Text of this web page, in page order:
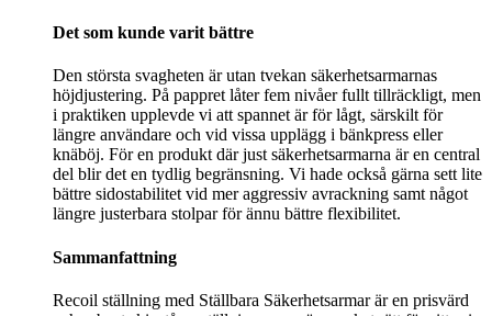
Det som kunde varit bättre
Den största svagheten är utan tvekan säkerhetsarmarnas
höjdjustering. På pappret låter fem nivåer fullt tillräckligt, men
i praktiken upplevde vi att spannet är för lågt, särskilt för
längre användare och vid vissa upplägg i bänkpress eller
knäböj. För en produkt där just säkerhetsarmarna är en central
del blir det en tydlig begränsning. Vi hade också gärna sett lite
bättre sidostabilitet vid mer aggressiv avrackning samt något
längre justerbara stolpar för ännu bättre flexibilitet.
Sammanfattning
Recoil ställning med Ställbara Säkerhetsarmar är en prisvärd